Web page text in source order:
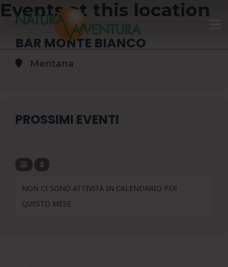
HOME
CALENDARIO
ATTIVITÀ
CONTATTI
Events at this location
BAR MONTE BIANCO
Mentana
PROSSIMI EVENTI
NON CI SONO ATTIVITÀ IN CALENDARIO PER
QUESTO MESE